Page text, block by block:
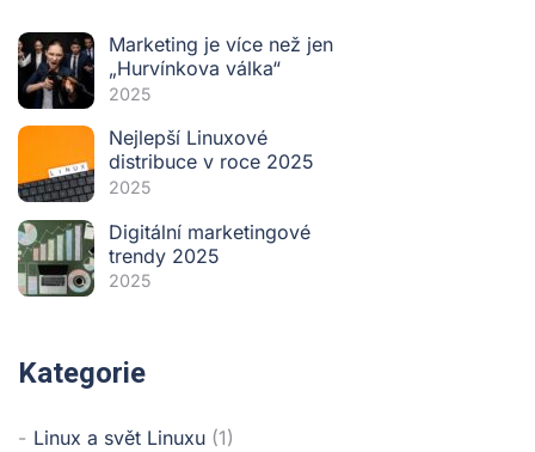
Marketing je více než jen
„Hurvínkova válka“
2025
Nejlepší Linuxové
distribuce v roce 2025
2025
Digitální marketingové
trendy 2025
2025
Kategorie
Linux a svět Linuxu (1)